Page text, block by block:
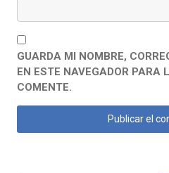
GUARDA MI NOMBRE,
EN ESTE NAVEGADOR PARA
COMENTE.